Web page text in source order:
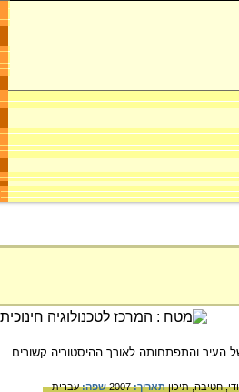
העיר והתפתחותה לאורך ההיסטוריה קשורים
חטיבה,תיכוןתאריך:2007 שפה:עברית